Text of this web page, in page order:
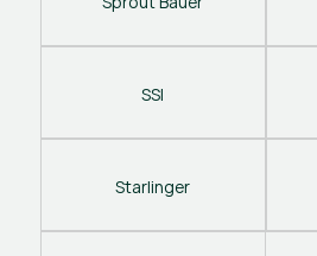
SSI
Starlinger